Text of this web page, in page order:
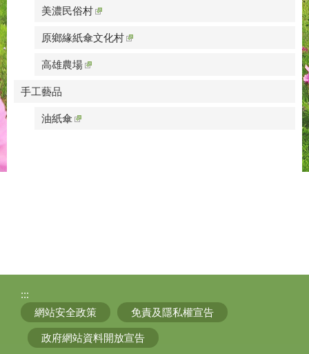
美濃民俗村
原鄉緣紙傘文化村
高雄農場
手工藝品
油紙傘
:::
網站安全政策
免責及隱私權宣告
政府網站資料開放宣告